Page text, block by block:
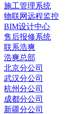
施工管理系统
物联网远程监控
BIM设计中心
售后报修系统
联系浩爽
浩爽总部
北京分公司
武汉分公司
杭州分公司
成都分公司
新疆分公司